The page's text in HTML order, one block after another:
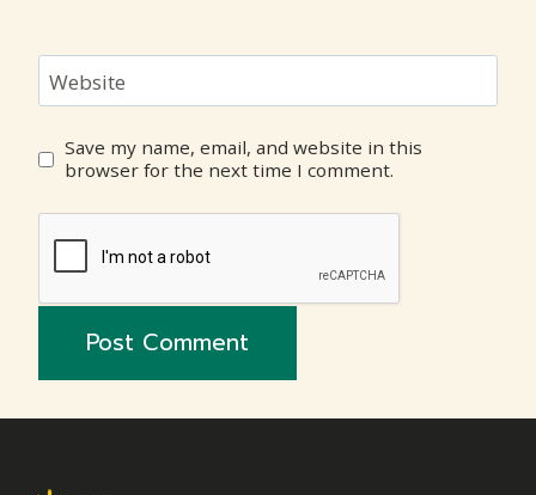
Website
Save my name, email, and website in this
browser for the next time I comment.